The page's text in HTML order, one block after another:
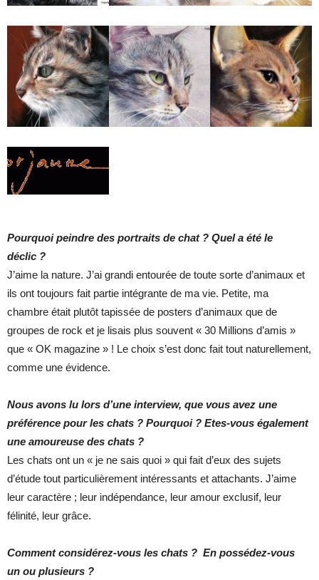
Pourquoi peindre des portraits de chat ? Quel a été le
déclic ?
J’aime la nature. J’ai grandi entourée de toute sorte d’animaux et
ils ont toujours fait partie intégrante de ma vie. Petite, ma
chambre était plutôt tapissée de posters d’animaux que de
groupes de rock et je lisais plus souvent « 30 Millions d’amis »
que « OK magazine » ! Le choix s’est donc fait tout naturellement,
comme une évidence.
Nous avons lu lors d’une interview, que vous avez une
préférence pour les chats ? Pourquoi ? Etes-vous également
une amoureuse des chats ?
Les chats ont un « je ne sais quoi » qui fait d’eux des sujets
d’étude tout particulièrement intéressants et attachants. J’aime
leur caractère ; leur indépendance, leur amour exclusif, leur
félinité, leur grâce.
Comment considérez-vous les chats ? En possédez-vous
un ou plusieurs ?